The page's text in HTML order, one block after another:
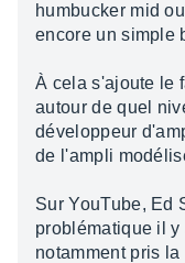
humbucker mid
encore un simple
À cela s'ajoute le
autour de quel
développeur
de l'ampli
Sur YouTube, Ed
problématique il
notamment pris